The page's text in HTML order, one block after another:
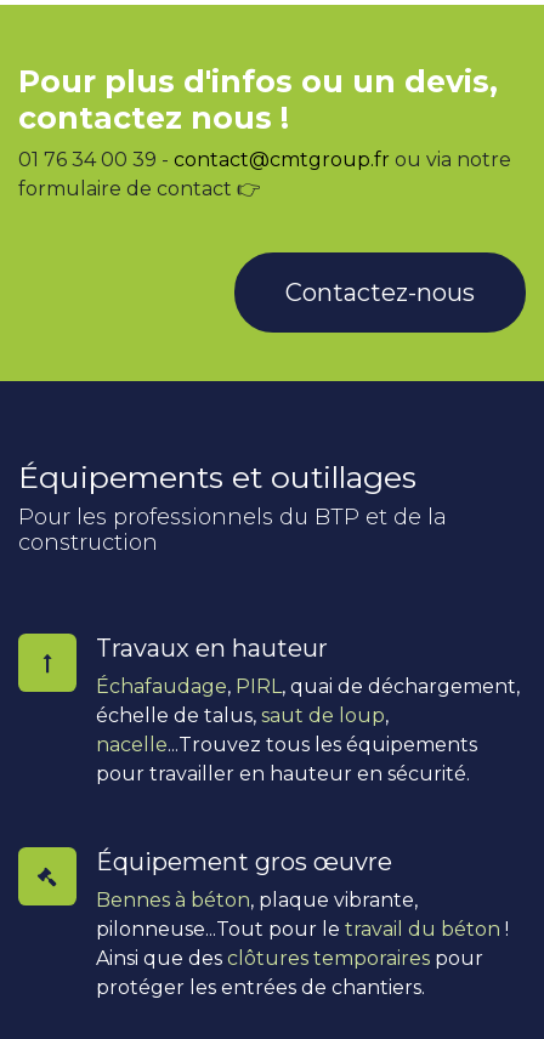
Pour plus d'infos ou un devis,
contactez nous !
01 76 34 00 39 - contact@cmtgroup.fr ou via notre
formulaire de contact 👉
Contactez-nous
Équipements et outillages
Pour les professionnels du BTP et de la
construction
Travaux en hauteur
Échafaudage, PIRL , quai de déchargement,
échelle de talus, saut de loup,
nacelle...Trouvez tous les équipements
pour travailler en hauteur en sécurité.
Équipement gros œuvre
Bennes à béton, plaque vibrante,
pilonneuse...Tout pour le travail du béton !
Ainsi que des clôtures temporaires pour
protéger les entrées de chantiers.